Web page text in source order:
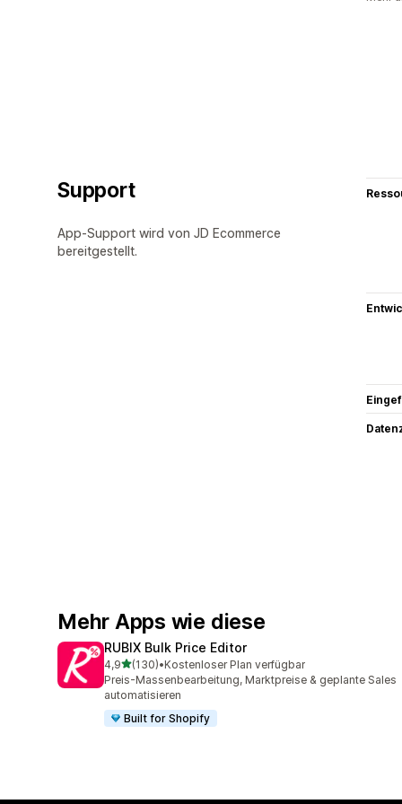
Support
App-Support wird von JD Ecommerce
bereitgestellt.
Mehr Apps wie diese
RUBIX Bulk Price Editor
4,9von 5 Sternen
(130)
130 Rezensionen insgesamt
•Kostenloser Plan verfügbar
Preis-Massenbearbeitung, Marktpreise & geplante Sales
automatisieren
Built for Shopify